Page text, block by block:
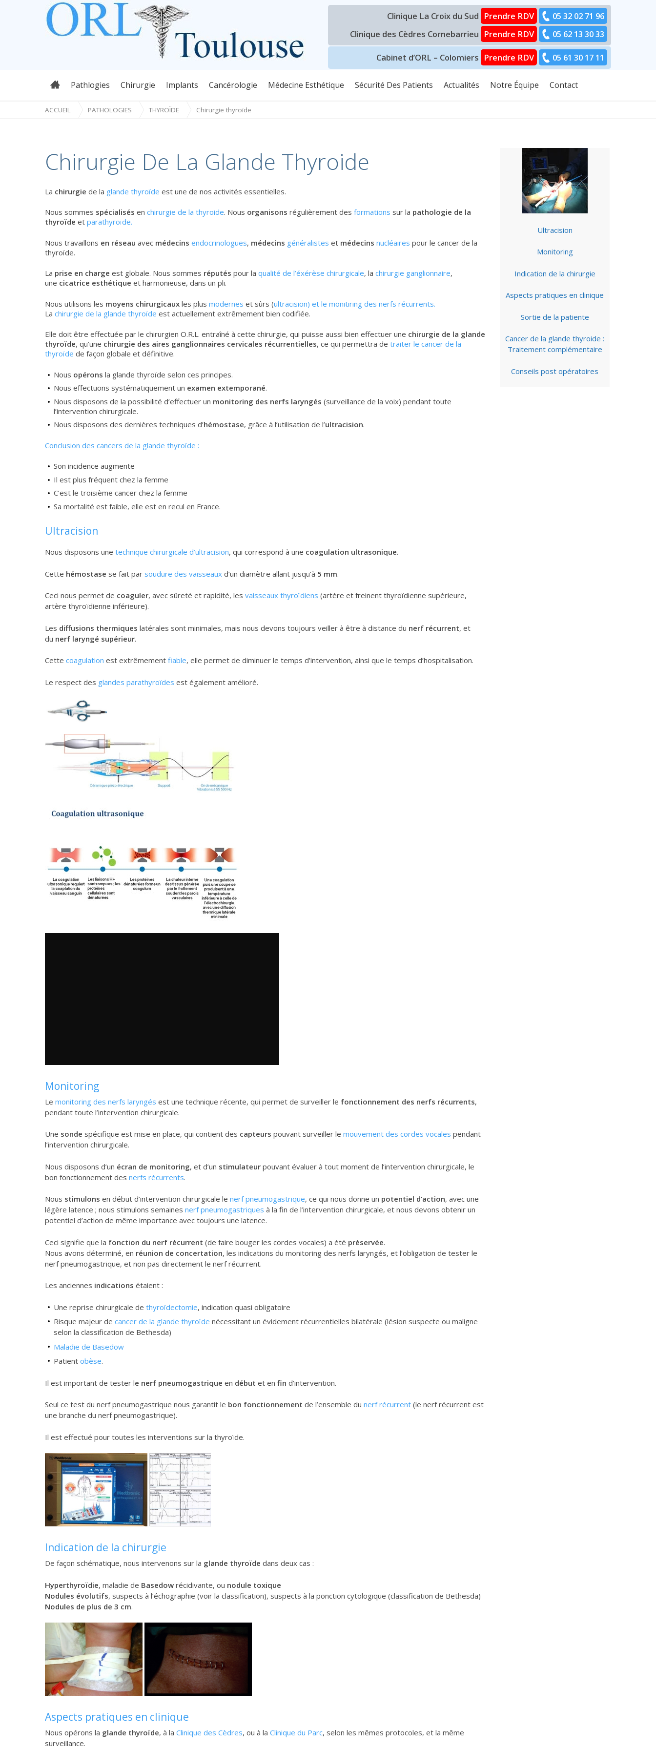
ORL Toulouse
Aller
navigation
principale
Clinique La Croix du Sud Prendre RDV
05 32 02 71 96
Clinique des Cèdres Cornebarrieu Prendre RDV 05 62 13 30 33
Cabinet d’ORL – Colomiers Prendre RDV 05 61 30 17 11
au
Pathlogies Chirurgie Implants Cancérologie Médecine Esthétique Sécurité Des Patients Actualités Notre Équipe Contact
CHIRURGIE THYROÏDE
ACCUEIL PATHOLOGIES THYROÏDE Chirurgie thyroïde
Chirurgie De La Glande Thyroide
La chirurgie de la glande thyroïde est une de nos activités essentielles.
Nous sommes spécialisés en chirurgie de la thyroide. Nous organisons régulièrement des formations sur la pathologie de la
thyroïde et parathyroïde.
Nous travaillons en réseau avec médecins endocrinologues, médecins généralistes et médecins nucléaires pour le cancer de la
thyroïde.
La prise en charge est globale. Nous sommes réputés pour la qualité de l’éxérèse chirurgicale, la chirurgie ganglionnaire,
une cicatrice esthétique et harmonieuse, dans un pli.
Nous utilisons les moyens chirurgicaux les plus modernes et sûrs (ultracision) et le monitiring des nerfs récurrents.
La chirurgie de la glande thyroïde est actuellement extrêmement bien codifiée.
Elle doit être effectuée par le chirurgien O.R.L. entraîné à cette chirurgie, qui puisse aussi bien effectuer une chirurgie de la glande
thyroïde, qu’une chirurgie des aires ganglionnaires cervicales récurrentielles, ce qui permettra de traiter le cancer de la
thyroïde de façon globale et définitive.
Nous opérons la glande thyroïde selon ces principes.
Nous effectuons systématiquement un examen extemporané.
Nous disposons de la possibilité d’effectuer un monitoring des nerfs laryngés (surveillance de la voix) pendant toute
l’intervention chirurgicale.
Nous disposons des dernières techniques d’hémostase, grâce à l’utilisation de l’ultracision.
Conclusion des cancers de la glande thyroïde :
Son incidence augmente
Il est plus fréquent chez la femme
C’est le troisième cancer chez la femme
Sa mortalité est faible, elle est en recul en France.
Ultracision
Nous disposons une technique chirurgicale d’ultracision, qui correspond à une coagulation ultrasonique.
Cette hémostase se fait par soudure des vaisseaux d’un diamètre allant jusqu’à 5 mm.
Ceci nous permet de coaguler, avec sûreté et rapidité, les vaisseaux thyroïdiens (artère et freinent thyroïdienne supérieure,
artère thyroïdienne inférieure).
Les diffusions thermiques latérales sont minimales, mais nous devons toujours veiller à être à distance du nerf récurrent, et
du nerf laryngé supérieur.
Cette coagulation est extrêmement fiable, elle permet de diminuer le temps d’intervention, ainsi que le temps d’hospitalisation.
Le respect des glandes parathyroïdes est également amélioré.
Monitoring
Le monitoring des nerfs laryngés est une technique récente, qui permet de surveiller le fonctionnement des nerfs récurrents,
pendant toute l’intervention chirurgicale.
Une sonde spécifique est mise en place, qui contient des capteurs pouvant surveiller le mouvement des cordes vocales pendant
l’intervention chirurgicale.
Nous disposons d’un écran de monitoring, et d’un stimulateur pouvant évaluer à tout moment de l’intervention chirurgicale, le
bon fonctionnement des nerfs récurrents.
Nous stimulons en début d’intervention chirurgicale le nerf pneumogastrique, ce qui nous donne un potentiel d’action, avec une
légère latence ; nous stimulons semaines nerf pneumogastriques à la fin de l’intervention chirurgicale, et nous devons obtenir un
potentiel d’action de même importance avec toujours une latence.
Ceci signifie que la fonction du nerf récurrent (de faire bouger les cordes vocales) a été préservée.
Nous avons déterminé, en réunion de concertation, les indications du monitoring des nerfs laryngés, et l’obligation de tester le
nerf pneumogastrique, et non pas directement le nerf récurrent.
Les anciennes indications étaient :
Une reprise chirurgicale de thyroïdectomie, indication quasi obligatoire
Risque majeur de cancer de la glande thyroïde nécessitant un évidement récurrentielles bilatérale (lésion suspecte ou maligne
selon la classification de Bethesda)
Maladie de Basedow
Patient obèse.
Il est important de tester le nerf pneumogastrique en début et en fin d’intervention.
Seul ce test du nerf pneumogastrique nous garantit le bon fonctionnement de l’ensemble du nerf récurrent (le nerf récurrent est
une branche du nerf pneumogastrique).
Il est effectué pour toutes les interventions sur la thyroïde.
Indication de la chirurgie
De façon schématique, nous intervenons sur la glande thyroïde dans deux cas :
Hyperthyroïdie, maladie de Basedow récidivante, ou nodule toxique
Nodules évolutifs, suspects à l’échographie (voir la classification), suspects à la ponction cytologique (classification de Bethesda)
Nodules de plus de 3 cm.
Aspects pratiques en clinique
Nous opérons la glande thyroïde, à la Clinique des Cèdres, ou à la Clinique du Parc, selon les mêmes protocoles, et la même
surveillance.
Ultracision
Monitoring
Indication de la chirurgie
Aspects pratiques en clinique
Sortie de la patiente
Cancer de la glande thyroide :
Traitement complémentaire
Conseils post opératoires